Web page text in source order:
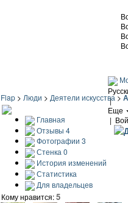
|
Еще
|
Flap > Люди > Деятели искусства>
Главная
Отзывы 4
Фотографии 3
Стенка 0
История изменений
Статистика
Для владельцев
Кому нравится:5